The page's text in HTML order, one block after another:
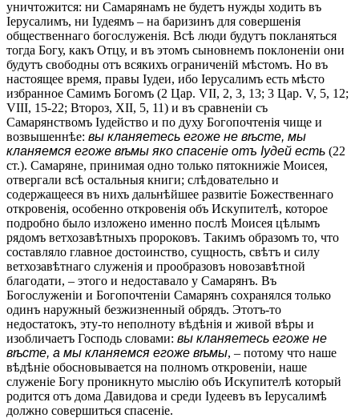
уничтожится: ни Самарянамъ не будетъ нужды ходить въ
Іерусалимъ, ни Іудеямъ – на баризинъ для совершенія
общественнаго богослуженія. Всѣ люди будутъ покланяться
тогда Богу, какъ Отцу, и въ этомъ сыновнемъ поклоненіи они
будутъ свободны отъ всякихъ ограниченій мѣстомъ. Но въ
настоящее время, правы Іудеи, ибо Іерусалимъ есть мѣсто
избранное Самимъ Богомъ (2 Цар. VII, 2, 3, 13; 3 Цар. V, 5, 12;
VIII, 15-22; Второз, XII, 5, 11) и въ сравненіи съ
Самарянствомъ Іудейство и по духу Богопочтенія чище и
возвышеннѣе: вы кланяетесь егоже не вѣсте, мы
кланяемся егоже вѣмы яко спасеніе отъ Іудей есть (22
ст.). Самаряне, принимая одно только пятокнижіе Моисея,
отвергали всѣ остальныя книги; слѣдовательно и
содержащееся въ нихъ дальнѣйшее развитіе Божественнаго
откровенія, особенно откровенія объ Искупителѣ, которое
подробно было изложено именно послѣ Моисея цѣлымъ
рядомъ ветхозавѣтныхъ пророковъ. Такимъ образомъ то, что
составляло главное достоинство, сущность, свѣтъ и силу
ветхозавѣтнаго служенія и прообразовъ новозавѣтной
благодати, – этого и недоставало у Самарянъ. Въ
Богослуженіи и Богопочтеніи Самарянъ сохранялся только
одинъ наружный безжизненный обрядъ. Этотъ-то
недостатокъ, эту-то неполноту вѣдѣнія и живой вѣры и
изобличаетъ Господь словами: вы кланяетесь егоже не
вѣсте, а мы кланяемся егоже вѣмы, – потому что наше
вѣдѣніе обосновывается на полномъ откровеніи, наше
служеніе Богу проникнуто мыслію объ Искупителѣ который
родится отъ дома Давидова и среди Іудеевъ въ Іерусалимѣ
должно совершиться спасеніе.